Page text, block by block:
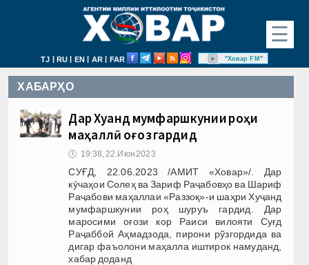
☰
TJ | RU | EN | AR | FAR "Ховар FM"
ХАБАРҲО
Дар Хуҷанд мумфаршкунии роҳи
маҳаллӣ оғоз гардид
🕔 19:38, 22.Июн 2023
СУҒД, 22.06.2023 /АМИТ «Ховар»/. Дар
кӯчаҳои Солеҳ ва Зариф Раҷабовҳо ва Шариф
Раҷабови маҳаллаи «Раззоқ»-и шаҳри Хуҷанд
мумфаршкунии роҳ шуруъ гардид. Дар
маросими оғози кор Раиси вилояти Суғд
Раҷаббой Аҳмадзода, пирони рўзгордида ва
дигар фаъолони маҳалла иштирок намуданд,
хабар доданд